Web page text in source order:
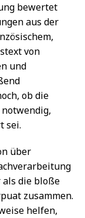
bewertet
aus der
von
und
ob die
sei.
über
die bloße
zusammen.
helfen,